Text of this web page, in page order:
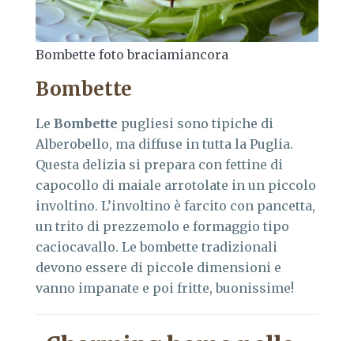
Bombette foto braciamiancora
Bombette
Le Bombette pugliesi sono tipiche di
Alberobello, ma diffuse in tutta la Puglia.
Questa delizia si prepara con fettine di
capocollo di maiale arrotolate in un piccolo
involtino. L’involtino è farcito con pancetta,
un trito di prezzemolo e formaggio tipo
caciocavallo. Le bombette tradizionali
devono essere di piccole dimensioni e
vanno impanate e poi fritte, buonissime!